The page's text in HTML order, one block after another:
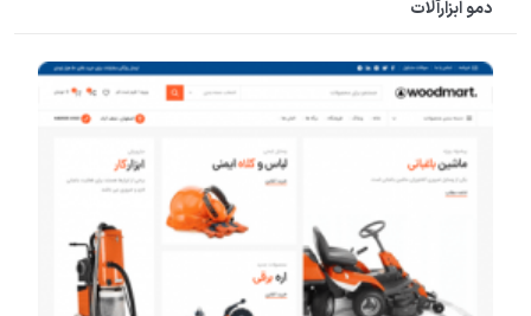
دمو ابزارآلات